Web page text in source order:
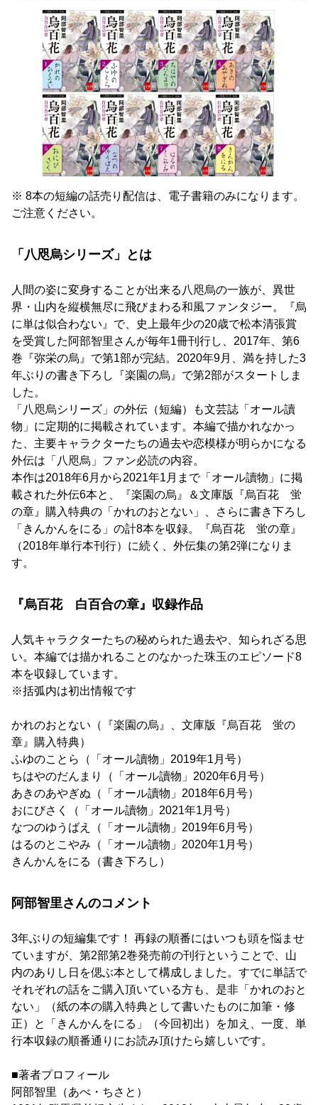
※ 8本の短編の話売り配信は、電子書籍のみになります。
ご注意ください。
「八咫烏シリーズ」とは
人間の姿に変身することが出来る八咫烏の一族が、異世
界・山内を縦横無尽に飛びまわる和風ファンタジー。『烏
に単は似合わない』で、史上最年少の20歳で松本清張賞
を受賞した阿部智里さんが毎年1冊刊行し、2017年、第6
巻『弥栄の烏』で第1部が完結。2020年9月、満を持した3
年ぶりの書き下ろし『楽園の烏』で第2部がスタートしま
した。
「八咫烏シリーズ」の外伝（短編）も文芸誌「オール讀
物」に定期的に掲載されています。本編で描かれなかっ
た、主要キャラクターたちの過去や恋模様が明らかになる
外伝は「八咫烏」ファン必読の内容。
本作は2018年6月から2021年1月まで「オール讀物」に掲
載された外伝6本と、『楽園の烏』＆文庫版『烏百花 蛍
の章』購入特典の「かれのおとない」、さらに書き下ろし
「きんかんをにる」の計8本を収録。『烏百花 蛍の章』
（2018年単行本刊行）に続く、外伝集の第2弾になりま
す。
『烏百花 白百合の章』収録作品
人気キャラクターたちの秘められた過去や、知られざる思
い。本編では描かれることのなかった珠玉のエピソード8
本を収録しています。
※括弧内は初出情報です
かれのおとない（『楽園の烏』、文庫版『烏百花 蛍の
章』購入特典）
ふゆのことら（「オール讀物」2019年1月号）
ちはやのだんまり（「オール讀物」2020年6月号）
あきのあやぎぬ（「オール讀物」2018年6月号）
おにびさく（「オール讀物」2021年1月号）
なつのゆうばえ（「オール讀物」2019年6月号）
はるのとこやみ（「オール讀物」2020年1月号）
きんかんをにる（書き下ろし）
阿部智里さんのコメント
3年ぶりの短編集です！ 再録の順番にはいつも頭を悩ませ
ていますが、第2部第2巻発売前の刊行ということで、山
内のありし日を偲ぶ本として構成しました。すでに単話で
それぞれの話をご購入頂いている方も、是非「かれのおと
ない」（紙の本の購入特典として書いたものに加筆・修
正）と「きんかんをにる」（今回初出）を加え、一度、単
行本収録の順番通りにお読み頂けたら嬉しいです。
■著者プロフィール
阿部智里（あべ・ちさと）